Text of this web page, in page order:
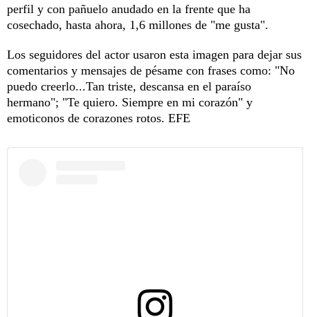
perfil y con pañuelo anudado en la frente que ha
cosechado, hasta ahora, 1,6 millones de "me gusta".
Los seguidores del actor usaron esta imagen para dejar sus
comentarios y mensajes de pésame con frases como: "No
puedo creerlo...Tan triste, descansa en el paraíso
hermano"; "Te quiero. Siempre en mi corazón" y
emoticonos de corazones rotos. EFE